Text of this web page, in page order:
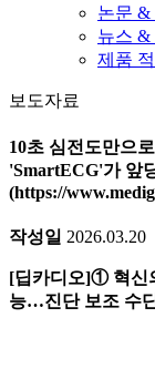
논문 &
뉴스 &
제품
보도자료
10초 심전도만으
'SmartECG'가 앞
(https://
작성일 2026.03.20
[딥카디오]① 혁신
능…진단 보조 수